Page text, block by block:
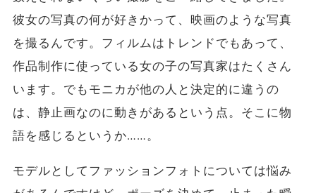
彼女の写真の何が好きかって、映画のような写真
を撮るんです。フィルムはトレンドでもあって、
作品制作に使っている女の子の写真家はたくさん
います。でもモニカが他の人と決定的に違うの
は、静止画なのに動きがあるという点。そこに物
語を感じるというか……。
モデルとしてファッションフォトについては悩み